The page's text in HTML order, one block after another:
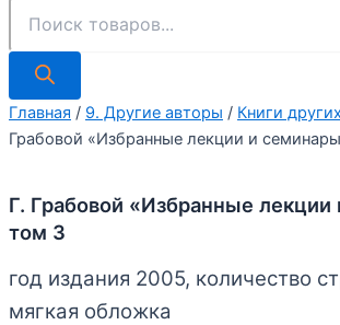
Главная / 9. Другие авторы / Книги
Грабовой «Избранные лекции и
Г. Грабовой «Избранные
том 3
год издания 2005, количество
мягкая обложка